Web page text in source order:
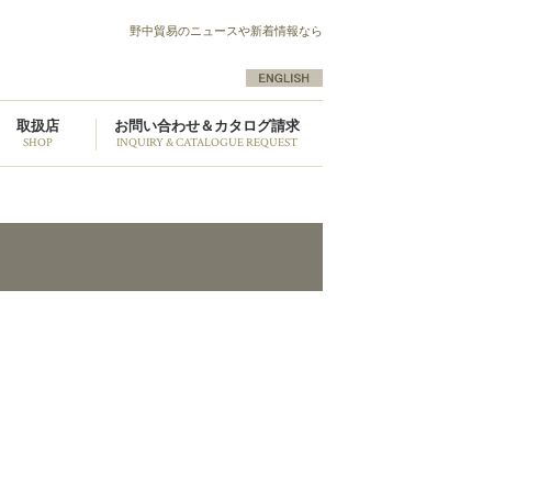
野中貿易のニュースや新着情報なら
取扱店
SHOP
お問い合わせ＆カタログ請求
INQUIRY & CATALOGUE REQUEST